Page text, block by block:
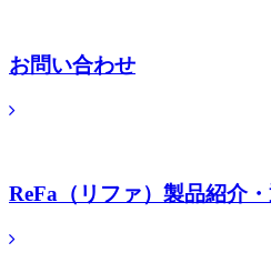
お問い合わせ
ReFa（リファ）製品紹介